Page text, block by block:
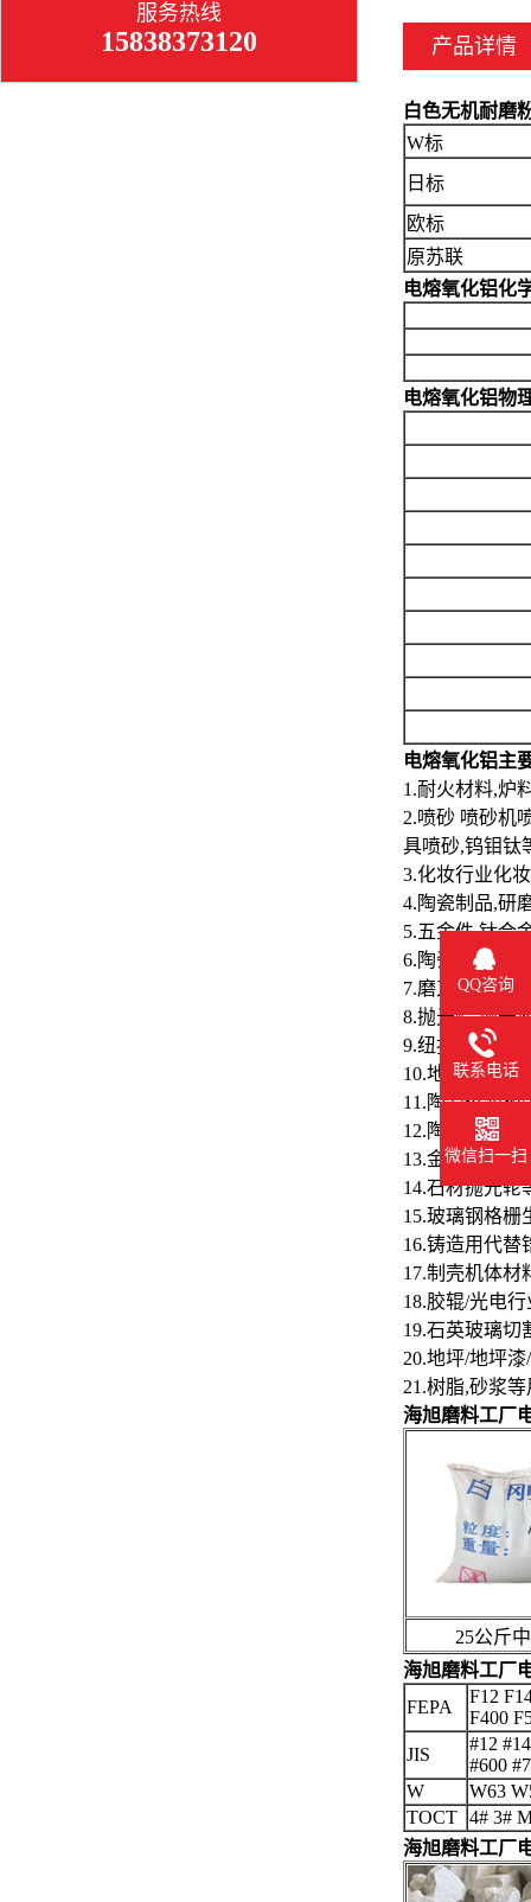
服务热线
15838373120 产品详情
白色无机耐磨
W标
日标
欧标
原苏联
电熔氧化铝化
电熔氧化铝物
电熔氧化铝主
1.耐火材料,炉
2.喷砂 喷砂机
具喷砂,钨钼钛
3.化妆行业化
4.陶瓷制品,研
5.五金件,钛合
6.陶瓷釉料,环
7.磨刀石,研磨
8.抛光蜡,抛光
9.纽扣,手机壳,
10.地坪,胶粘
11.陶瓷过滤板
12.陶瓷分离膜
13.金刚石砂轮
14.石材抛光轮
15.玻璃钢格栅
16.铸造用代替
17.制壳机体材
18.胶辊/光电
19.石英玻璃切
20.地坪/地坪
21.树脂,砂浆
海旭磨料工厂
25公斤中
海旭磨料工厂
FEPA
F12
F400
JIS
#12
#600
W
W63
TOCT 4# 3#
海旭磨料工厂
QQ咨询
联系电话
微信扫一扫